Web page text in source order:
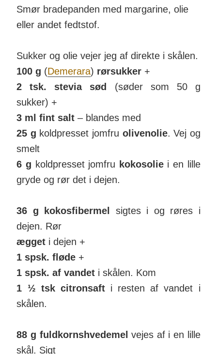
Smør brade­panden med mar­garine, olie
eller andet fedt­stof.
Sukker og olie vejer jeg af direkte i skålen.
100 g (Deme­rara) rørsukker +
2 tsk. stevia sød
(søder som 50 g
sukker) +
3 ml fint salt – blandes med
25 g kold­presset jomfru oliven­olie. Vej og
smelt
6 g kold­presset jomfru kokos­oliei en lille
gryde og rør det i dejen.
36 g kokosfibermel
sigtes i og røres i
dejen. Rør
ægget i dejen +
1 spsk. fløde +
1 spsk. af vandet i skålen. Kom
1 ½ tsk citron­safti resten af vandet i
skålen.
88 g fuldkorns­hvedemel vejes af i en lille
skål. Sigt